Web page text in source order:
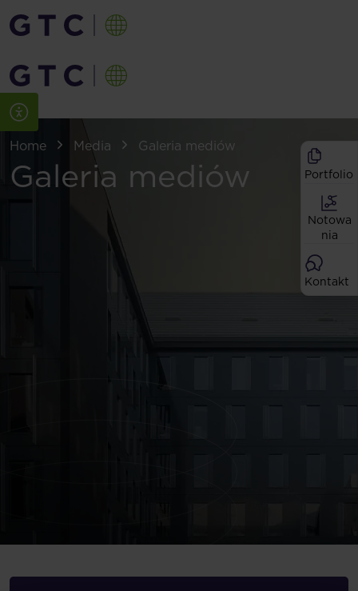
Home Media Galeria mediów
Galeria mediów Portfolio
Notowa
nia
Kontakt